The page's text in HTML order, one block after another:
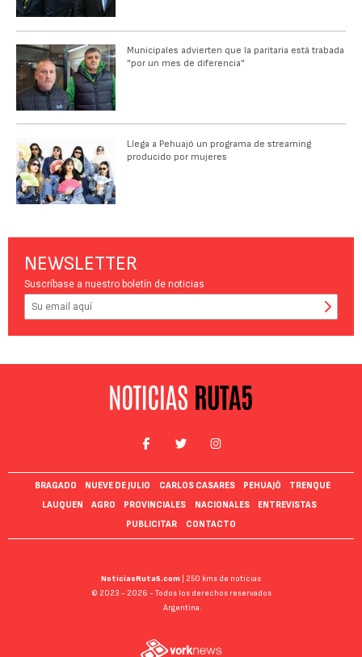
Municipales advierten que la paritaria está trabada
"por un mes de diferencia"
Llega a Pehuajó un programa de streaming
producido por mujeres
NEWSLETTER
Suscríbase a nuestro boletín de noticias
BRAGADO NUEVE DE JULIO CARLOS CASARES PEHUAJÓ
TRENQUE
LAUQUEN
AGRO PROVINCIALES NACIONALES
ENTREVISTAS
PUBLICITAR
CONTACTO
NoticiasRuta5.com
| 250 kms de noticias
© 2023 - 2026 - Todos los derechos reservados
Argentina.